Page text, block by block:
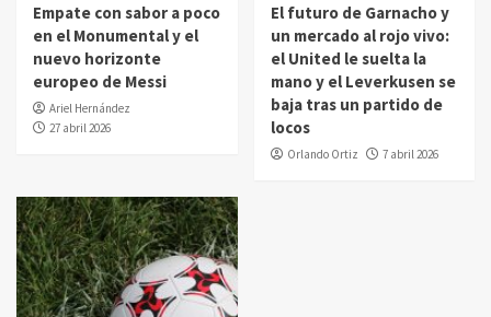
Empate con sabor a poco
en el Monumental y el
nuevo horizonte
europeo de Messi
Ariel Hernández
27 abril 2026
El futuro de Garnacho y
un mercado al rojo vivo:
el United le suelta la
mano y el Leverkusen se
baja tras un partido de
locos
Orlando Ortiz 7 abril 2026